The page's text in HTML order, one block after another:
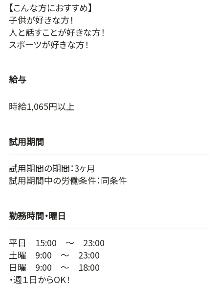
【こんな方におすすめ】
子供が好きな方！
人と話すことが好きな方！
スポーツが好きな方！
給与
時給1,065円以上
試用期間
試用期間の期間：3ヶ月
試用期間中の労働条件：同条件
勤務時間・曜日
平日 15:00 ～ 23:00
土曜 9:00 ～ 23:00
日曜 9:00 ～ 18:00
・週１日からOK！